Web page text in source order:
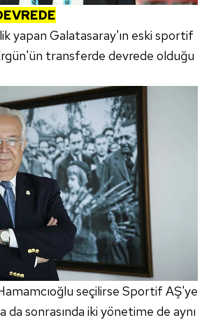
yapan Galatasaray'ın eski sportif
transferde devrede olduğu
seçilirse Sportif AŞ'ye
da sonrasında iki yönetime de aynı